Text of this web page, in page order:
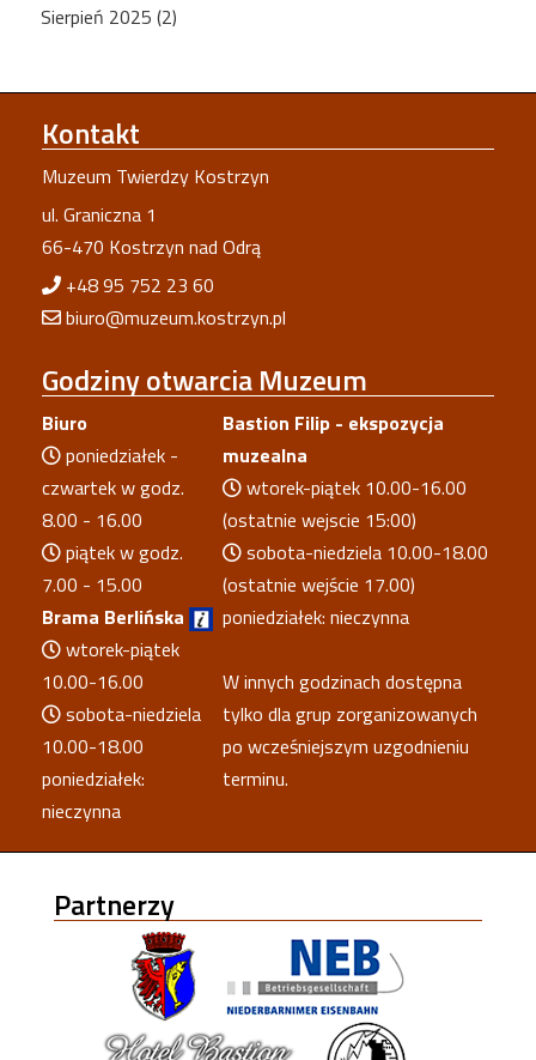
Sierpień 2025 (2)
Kontakt
Muzeum Twierdzy Kostrzyn
ul. Graniczna 1
66-470 Kostrzyn nad Odrą
+48 95 752 23 60
biuro@muzeum.kostrzyn.pl
Godzinyotwarcia Muzeum
Biuro
poniedziałek -
czwartek w godz.
8.00 - 16.00
piątek w godz.
7.00 - 15.00
Brama Berlińska
wtorek-piątek
10.00-16.00
sobota-niedziela
10.00-18.00
poniedziałek:
nieczynna
Bastion Filip - ekspozycja
muzealna
wtorek-piątek 10.00-16.00
(ostatnie wejscie 15:00)
sobota-niedziela 10.00-18.00
(ostatnie wejście 17.00)
poniedziałek: nieczynna
W innych godzinach dostępna
tylko dla grup zorganizowanych
po wcześniejszym uzgodnieniu
terminu.
Partnerzy